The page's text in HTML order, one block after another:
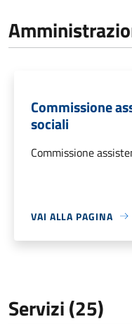
Commissione
sociali
Commissione
VAI ALLA PAGINA
Servizi (25)